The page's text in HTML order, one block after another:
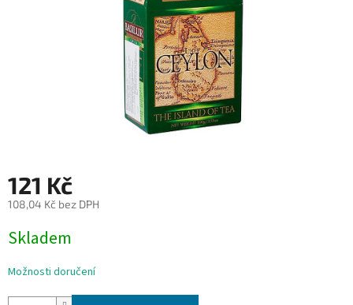
121 Kč
108,04 Kč bez DPH
cena:
Skladem
Možnosti doručení